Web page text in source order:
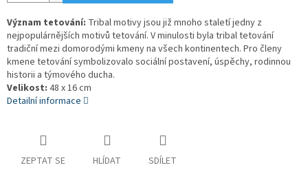
Význam tetování: Tribal motivy jsou již mnoho staletí jedny z
nejpopulárnějších motivů tetování. V minulosti byla tribal tetování
tradiční mezi domorodými kmeny na všech kontinentech. Pro členy
kmene tetování symbolizovalo sociální postavení, úspěchy, rodinnou
historii a týmového ducha.
Velikost: 48 x 16 cm
Detailní informace
ZEPTAT SE HLÍDAT SDÍLET